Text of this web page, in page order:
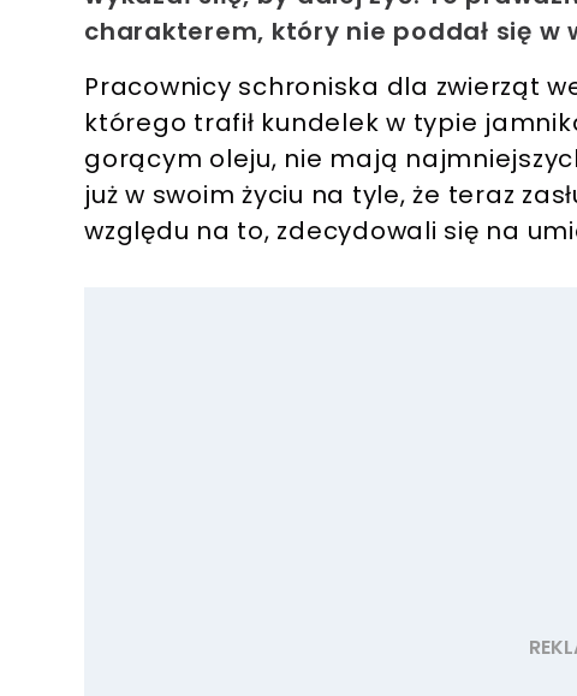
charakterem, który nie poddał się w
Pracownicy schroniska dla zwierząt
którego trafił kundelek w typie
gorącym oleju, nie mają
już w swoim życiu na tyle, że teraz
względu na to, zdecydowali się na